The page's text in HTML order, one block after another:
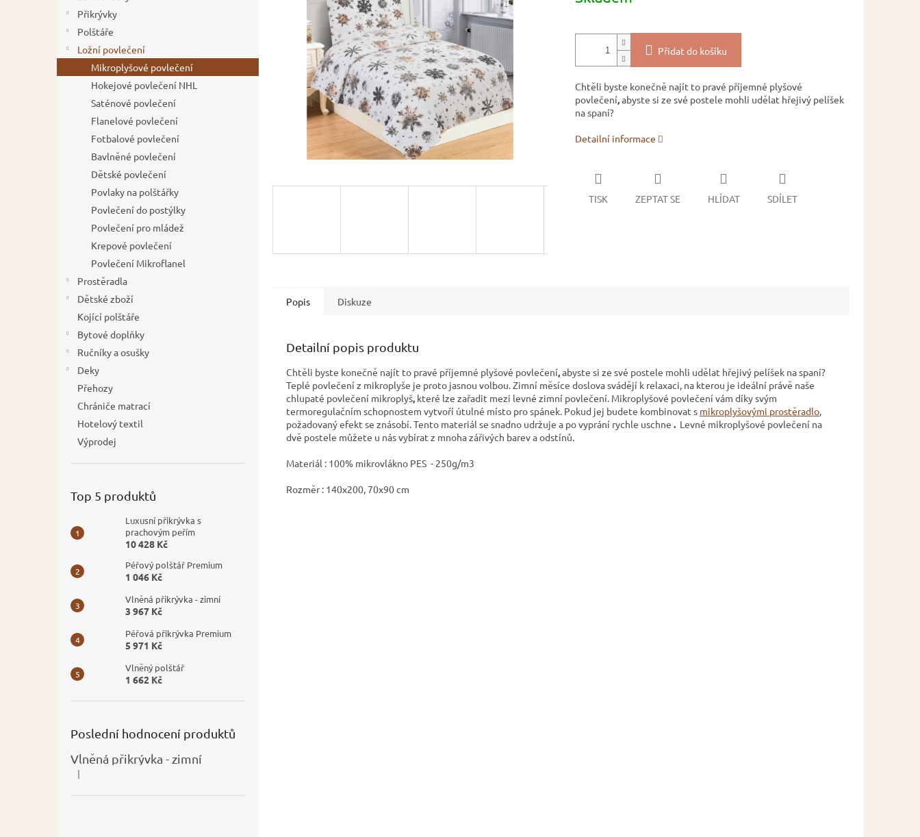
n
e
Přikrývky
Polštáře
Ložní povlečení
Mikroplyšové povlečení
Hokejové povlečení NHL
Saténové povlečení
Flanelové povlečení
Fotbalové povlečení
Bavlněné povlečení
Dětské povlečení
Povlaky na polštářky
Povlečení do postýlky
Povlečení pro mládež
Krepové povlečení
Povlečení Mikroflanel
Prostěradla
Dětské zboží
Kojící polštáře
Bytové doplňky
Ručníky a osušky
Deky
Přehozy
Chrániče matrací
Hotelový textil
Výprodej
Top 5 produktů
Luxusní přikrývka s
prachovým peřím
10 428 Kč
Péřový polštář Premium
1 046 Kč
Vlněná přikrývka - zimní
3 967 Kč
Péřová přikrývka Premium
5 971 Kč
Vlněný polštář
1 662 Kč
Poslední hodnocení produktů
Vlněná přikrývka - zimní
Hodnocení produktu je 5 z 5 hvězdiček.
|
5
hvězdiček.
Přidat do košíku
Chtěli byste konečně najít to pravé příjemné plyšové
povlečení,abyste si ze své postele mohli udělat hřejivý pelíšek
na spaní?
Detailní informace
TISK ZEPTAT SE HLÍDAT SDÍLET
Popis Diskuze
Detailní popis produktu
Chtěli byste konečně najít to pravé příjemné plyšové povlečení abyste si ze své postele mohli udělat hřejivý pelíšek na spaní?
Teplé povlečení z mikroplyše je proto jasnou volbou. Zimní měsíce doslova svádějí k relaxaci, na kterou je ideální právě naše
chlupaté povlečení mikroplyš které lze zařadit mezi levné zimní povlečení. Mikroplyšové povlečení vám díky svým
termoregulačním schopnostem vytvoří útulné místo pro spánek. Pokud jej budete kombinovat s mikroplyšovými prostěradlo
požadovaný efekt se znásobí. Tento materiál se snadno udržuje a po vyprání rychle uschne . Levné mikroplyšové povlečení na
dvě postele můžete u nás vybírat z mnoha zářivých barev a odstínů.
Materiál : 100% mikrovlákno PES - 250g/m3
Rozměr : 140x200, 70x90 cm